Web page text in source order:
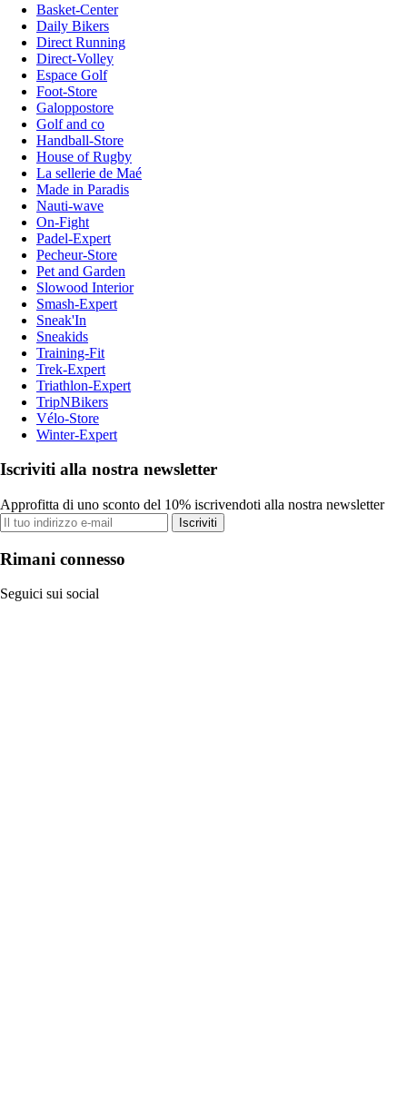
Basket-Center
Daily Bikers
Direct Running
Direct-Volley
Espace Golf
Foot-Store
Galoppostore
Golf and co
Handball-Store
House of Rugby
La sellerie de Maé
Made in Paradis
Nauti-wave
On-Fight
Padel-Expert
Pecheur-Store
Pet and Garden
Slowood Interior
Smash-Expert
Sneak'In
Sneakids
Training-Fit
Trek-Expert
Triathlon-Expert
TripNBikers
Vélo-Store
Winter-Expert
Iscriviti alla nostra newsletter
Approfitta di uno sconto del 10% iscrivendoti alla nostra newsletter
Iscriviti
Rimani connesso
Seguici sui social